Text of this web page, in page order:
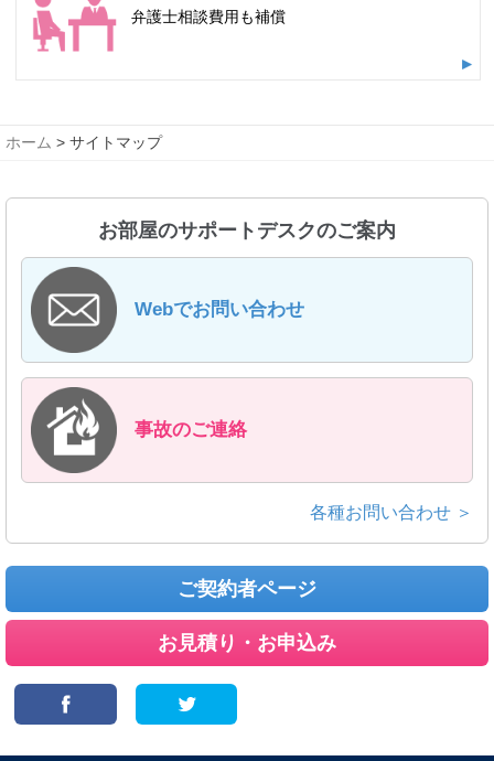
弁護士相談費用も補償
ホーム > サイトマップ
お部屋のサポートデスクのご案内
Webでお問い合わせ
事故のご連絡
各種お問い合わせ ＞
ご契約者ページ
お見積り・お申込み